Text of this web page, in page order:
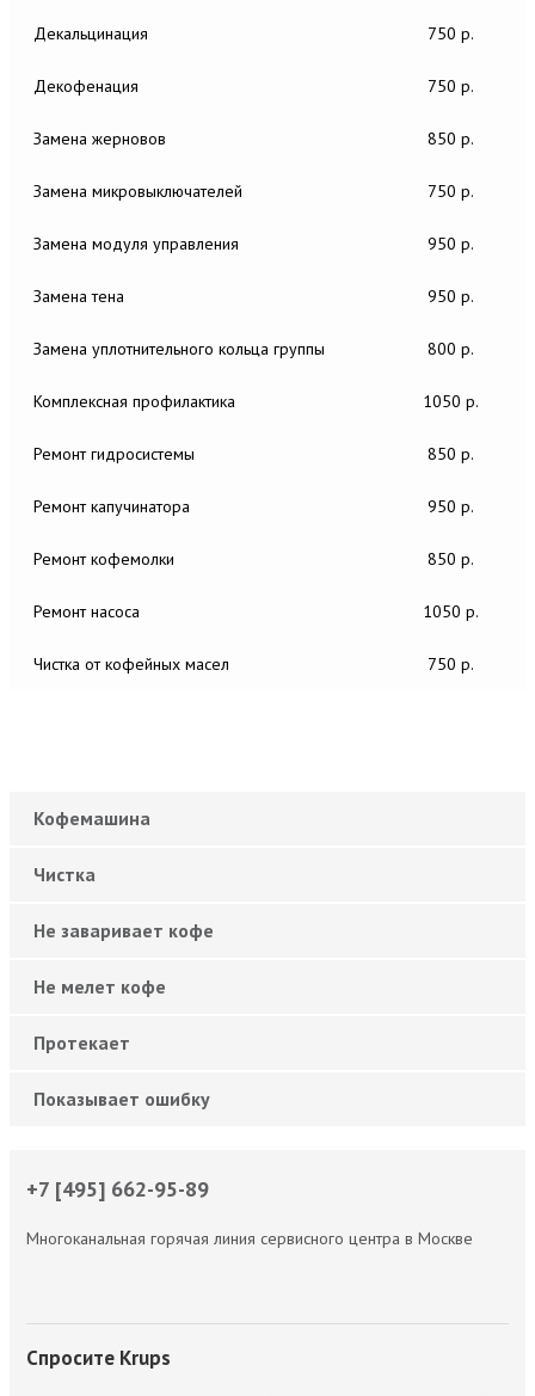
Декальцинация 750 р.
Декофенация 750 р.
Замена жерновов 850 р.
Замена микровыключателей 750 р.
Замена модуля управления 950 р.
Замена тена 950 р.
Замена уплотнительного кольца группы 800 р.
Комплексная профилактика 1050 р.
Ремонт гидросистемы 850 р.
Ремонт капучинатора 950 р.
Ремонт кофемолки 850 р.
Ремонт насоса 1050 р.
Чистка от кофейных масел 750 р.
Кофемашина
Чистка
Не заваривает кофе
Не мелет кофе
Протекает
Показывает ошибку
+7 [495] 662-95-89
Многоканальная горячая линия сервисного центра в Москве
Спросите Krups